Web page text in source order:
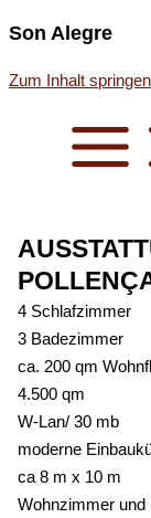
Son Alegre
Zum Inhalt springen
Rückzugsort mit
4 Schlafzimmer
3 Badezimmer
ca. 200 qm
4.500 qm
W-Lan/ 30 mb
moderne
ca 8 m x 10 m
Wohnzimmer